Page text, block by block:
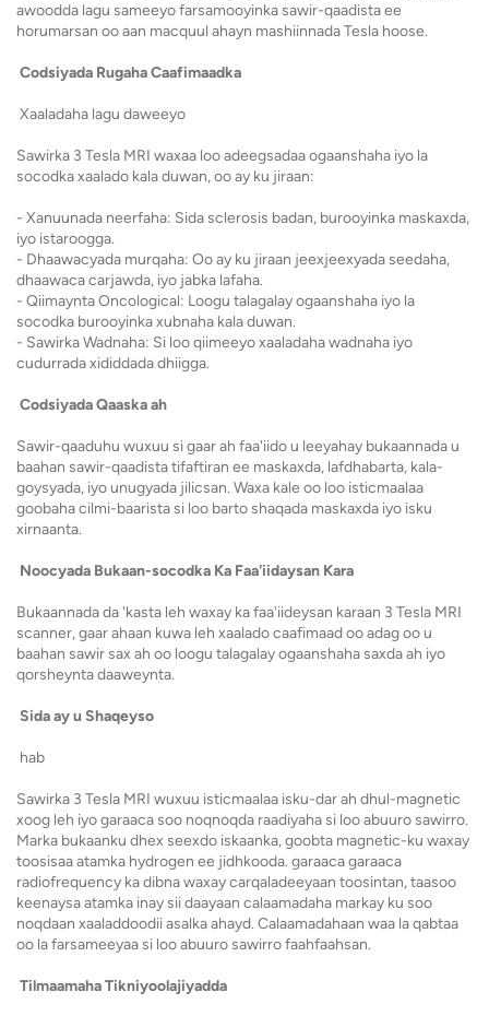
awoodda lagu sameeyo farsamooyinka sawir-qaadista ee
horumarsan oo aan macquul ahayn mashiinnada Tesla hoose.
Codsiyada Rugaha Caafimaadka
Xaaladaha lagu daweeyo
Sawirka 3 Tesla MRI waxaa loo adeegsadaa ogaanshaha iyo la
socodka xaalado kala duwan, oo ay ku jiraan:
- Xanuunada neerfaha: Sida sclerosis badan, burooyinka maskaxda,
iyo istaroogga.
- Dhaawacyada murqaha: Oo ay ku jiraan jeexjeexyada seedaha,
dhaawaca carjawda, iyo jabka lafaha.
- Qiimaynta Oncological: Loogu talagalay ogaanshaha iyo la
socodka burooyinka xubnaha kala duwan.
- Sawirka Wadnaha: Si loo qiimeeyo xaaladaha wadnaha iyo
cudurrada xididdada dhiigga.
Codsiyada Qaaska ah
Sawir-qaaduhu wuxuu si gaar ah faa'iido u leeyahay bukaannada u
baahan sawir-qaadista tifaftiran ee maskaxda, lafdhabarta, kala-
goysyada, iyo unugyada jilicsan. Waxa kale oo loo isticmaalaa
goobaha cilmi-baarista si loo barto shaqada maskaxda iyo isku
xirnaanta.
Noocyada Bukaan-socodka Ka Faa'iidaysan Kara
Bukaannada da 'kasta leh waxay ka faa'iideysan karaan 3 Tesla MRI
scanner, gaar ahaan kuwa leh xaalado caafimaad oo adag oo u
baahan sawir sax ah oo loogu talagalay ogaanshaha saxda ah iyo
qorsheynta daaweynta.
Sida ay u Shaqeyso
hab
Sawirka 3 Tesla MRI wuxuu isticmaalaa isku-dar ah dhul-magnetic
xoog leh iyo garaaca soo noqnoqda raadiyaha si loo abuuro sawirro.
Marka bukaanku dhex seexdo iskaanka, goobta magnetic-ku waxay
toosisaa atamka hydrogen ee jidhkooda. garaaca garaaca
radiofrequency ka dibna waxay carqaladeeyaan toosintan, taasoo
keenaysa atamka inay sii daayaan calaamadaha markay ku soo
noqdaan xaaladdoodii asalka ahayd. Calaamadahaan waa la qabtaa
oo la farsameeyaa si loo abuuro sawirro faahfaahsan.
Tilmaamaha Tikniyoolajiyadda